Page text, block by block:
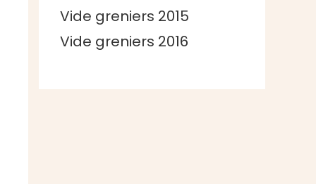
Vide greniers 2015
Vide greniers 2016